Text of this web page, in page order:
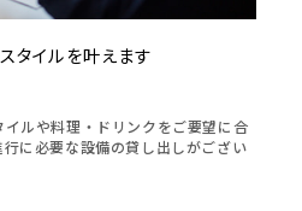
タイルを叶えます
ルや料理・ドリンクをご要望に合
に必要な設備の貸し出しがござい